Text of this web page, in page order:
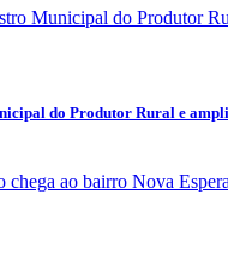
do Produtor Rural e